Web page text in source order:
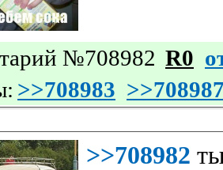
№708982 R0
>>708983
>>708982